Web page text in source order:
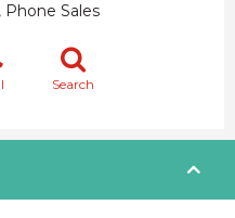
Phone Sales
Search